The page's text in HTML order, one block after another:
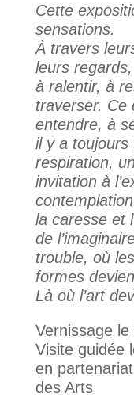
Cette
sensations.
À travers
leurs
à ralentir, à
traverser. Ce
entendre, à
il y a
respiration,
invitation à
la caresse et
de
trouble, où
formes
Là où l’art
Vernissage
Visite guidée
en
des Arts